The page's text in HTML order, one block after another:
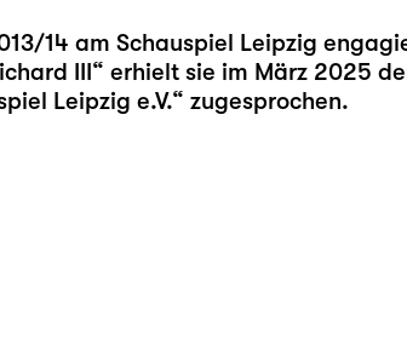
14 am Schauspiel Leipzig
III“ erhielt sie im März 2025
Leipzig e.V.“ zugesprochen.